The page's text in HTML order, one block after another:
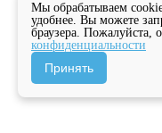
Мы обрабатываем
удобнее. Вы можете
браузера. Пожалуйста,
конфиденциальности
Принять